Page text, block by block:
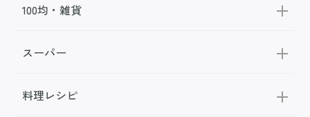
100均・雑貨
スーパー
料理レシピ